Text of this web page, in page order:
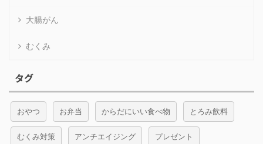
大腸がん
むくみ
タグ
おやつ お弁当 からだにいい食べ物 とろみ飲料
むくみ対策 アンチエイジング プレゼント